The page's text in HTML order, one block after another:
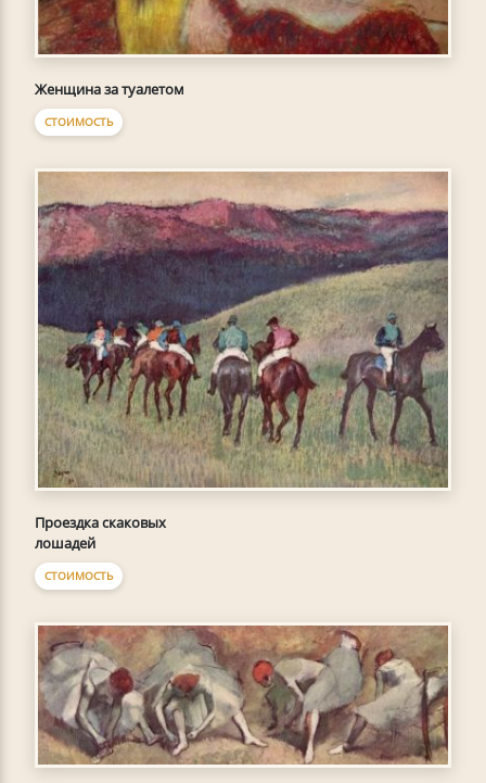
Женщина за туалетом
СТОИМОСТЬ
Проездка скаковых
лошадей
СТОИМОСТЬ